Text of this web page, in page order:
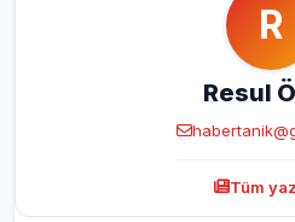
R
Resul
Tüm